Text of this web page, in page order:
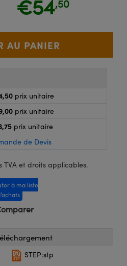
Selector
the plus and minus buttons to
€54,50
prix unitaire
prix unitaire
prix unitaire
de Devis
TVA et droits applicables.
à ma liste
STEP:stp